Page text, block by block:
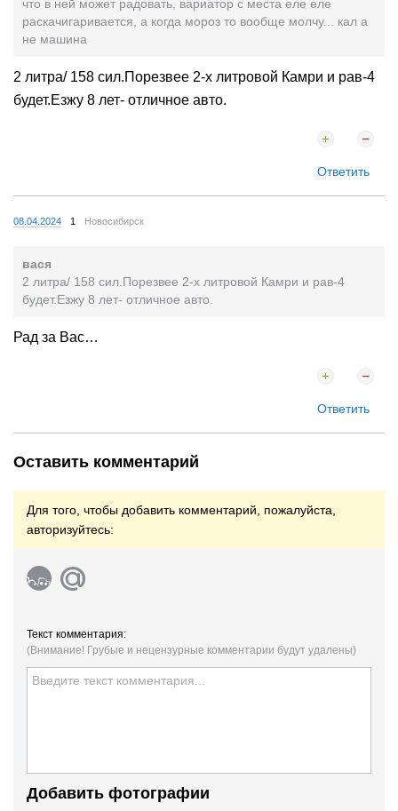
что в ней может радовать, вариатор с места еле еле
раскачигаривается, а когда мороз то вообще молчу... кал а
не машина
2 литра/ 158 сил.Порезвее 2-х литровой Камри и рав-4
будет.Езжу 8 лет- отличное авто.
Ответить
08.04.2024 1 Новосибирск
вася
2 литра/ 158 сил.Порезвее 2-х литровой Камри и рав-4
будет.Езжу 8 лет- отличное авто.
Рад за Вас…
Ответить
Оставить комментарий
Для того, чтобы добавить комментарий, пожалуйста,
авторизуйтесь:
Текст комментария:
(Внимание! Грубые и нецензурные комментарии будут удалены)
Добавить фотографии